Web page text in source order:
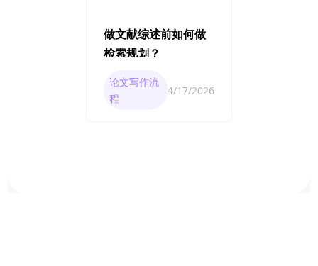
做文献综述前如何做
检索规划？
论文写作流
程
4/17/2026